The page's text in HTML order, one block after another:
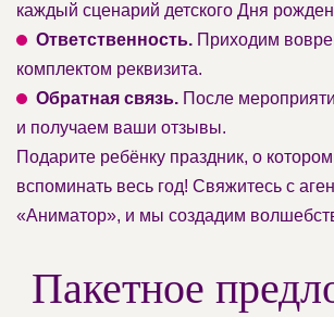
каждый сценарий детского Дня
Ответственность. Приходим
комплектом реквизита.
Обратная связь. После
и получаем ваши отзывы.
Подарите ребёнку праздник, о
вспоминать весь год! Свяжитесь с
«Аниматор», и мы создадим
Пакетное